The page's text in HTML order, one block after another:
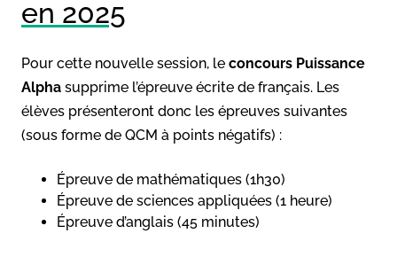
en 2025
Pour cette nouvelle session, le concours Puissance
Alpha supprime l’épreuve écrite de français. Les
élèves présenteront donc les épreuves suivantes
(sous forme de QCM à points négatifs) :
Épreuve de mathématiques (1h30)
Épreuve de sciences appliquées (1 heure)
Épreuve d’anglais (45 minutes)